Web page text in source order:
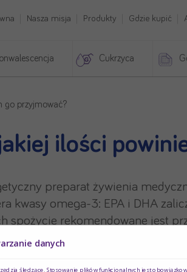
Nasza misja Produkty Gdzie kupić
Cukrzyca
go przyjmować?
ilości
preparat żywienia
kwasy omega-3: EPA i DHA
spożycie rekomendowane jest
zabiegami chirurgicznymi w
danych
śledzące. Stosowanie plików funkcjonalnych jest